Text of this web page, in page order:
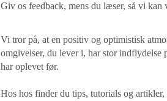
Giv os feedback, mens du læser, så vi kan
Vi tror på, at en positiv og optimistisk
omgivelser, du lever i, har stor indflydelse
har oplevet før.
Hos hos finder du tips, tutorials og